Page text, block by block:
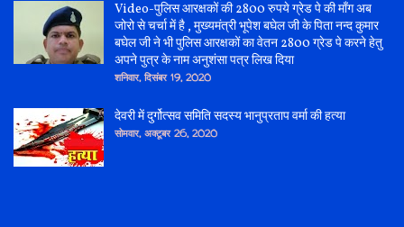
Video-पुलिस आरक्षकों की 2800 रुपये ग्रेड पे की माँग अब
जोरो से चर्चा में है , मुख्यमंत्री भूपेश बघेल जी के पिता नन्द कुमार
बघेल जी ने भी पुलिस आरक्षकों का वेतन 2800 ग्रेड पे करने हेतु
अपने पुत्र के नाम अनुशंसा पत्र लिख दिया
शनिवार, दिसंबर 19, 2020
देवरी में दुर्गोत्सव समिति सदस्य भानुप्रताप वर्मा की हत्या
सोमवार, अक्टूबर 26, 2020